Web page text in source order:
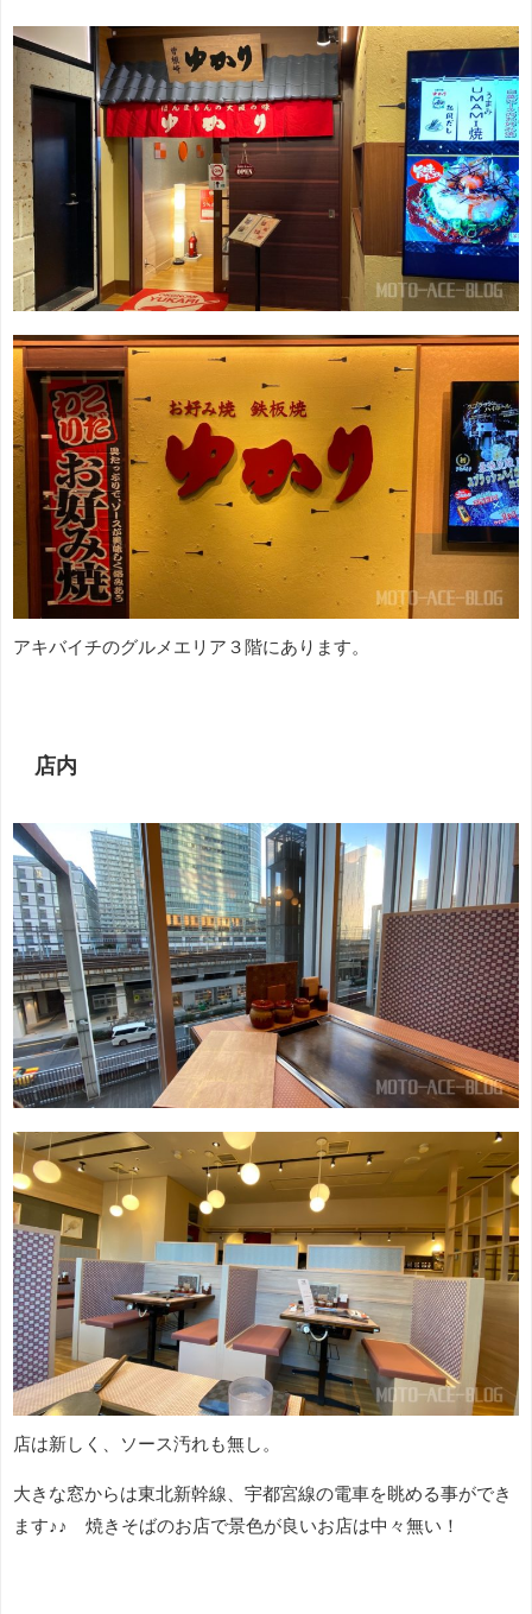
アキバイチのグルメエリア３階にあります。
店内
店は新しく、ソース汚れも無し。
大きな窓からは東北新幹線、宇都宮線の電車を眺める事ができ
ます♪♪ 焼きそばのお店で景色が良いお店は中々無い！